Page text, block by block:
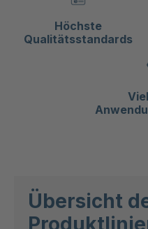
Höchste
Qualitätsstandards
Übersicht